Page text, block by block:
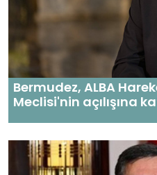
Bermudez, ALBA
Meclisi'nin açılışına